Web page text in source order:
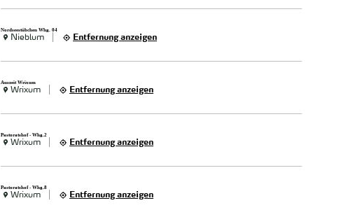
Nordseestübchen Whg. 04
Nieblum Entfernung anzeigen
Auszeit Wrixum
Wrixum Entfernung anzeigen
Pastoratshof - Whg.2
Wrixum Entfernung anzeigen
Pastoratshof - Whg.8
Wrixum Entfernung anzeigen